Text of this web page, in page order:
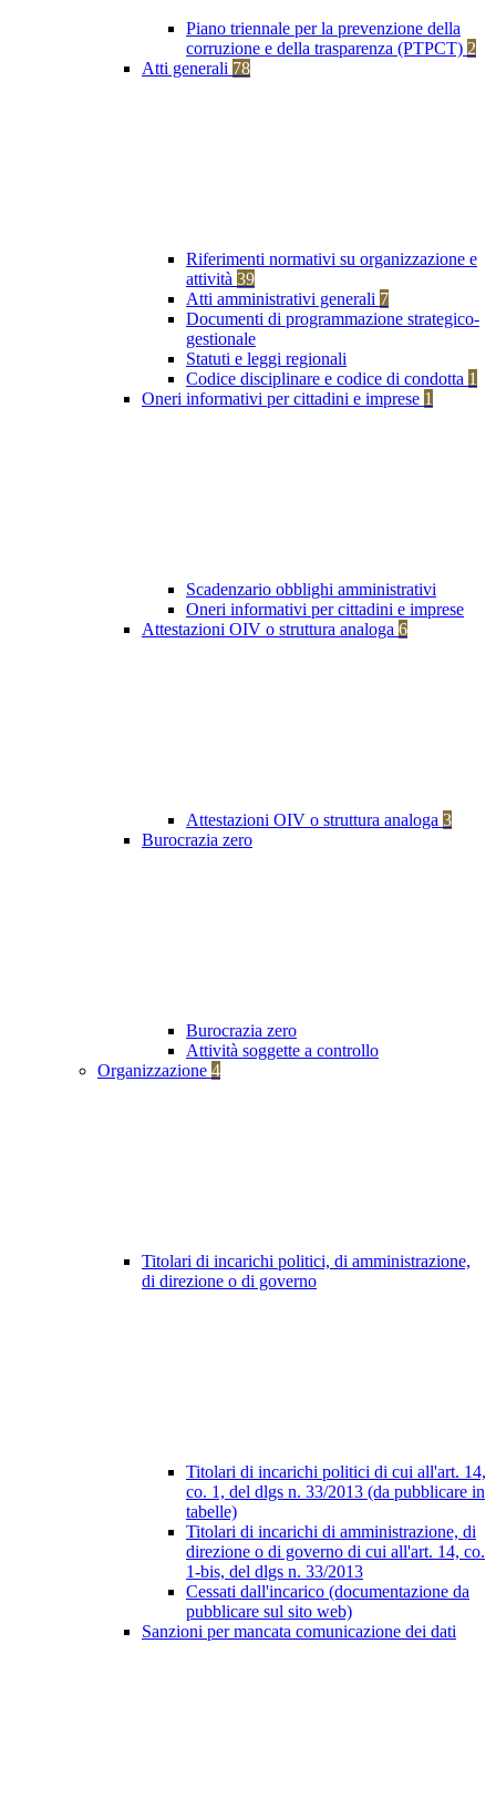
Piano triennale per la prevenzione della
corruzione e della trasparenza (PTPCT) 2
Atti generali 78
Riferimenti normativi su organizzazione e
attività 39
Atti amministrativi generali 7
Documenti di programmazione strategico-
gestionale
Statuti e leggi regionali
Codice disciplinare e codice di condotta 1
Oneri informativi per cittadini e imprese 1
Scadenzario obblighi amministrativi
Oneri informativi per cittadini e imprese
Attestazioni OIV o struttura analoga 6
Attestazioni OIV o struttura analoga 3
Burocrazia zero
Burocrazia zero
Attività soggette a controllo
Organizzazione 4
Titolari di incarichi politici, di amministrazione,
di direzione o di governo
Titolari di incarichi politici di cui all'art. 14,
co. 1, del dlgs n. 33/2013 (da pubblicare in
tabelle)
Titolari di incarichi di amministrazione, di
direzione o di governo di cui all'art. 14, co.
1-bis, del dlgs n. 33/2013
Cessati dall'incarico (documentazione da
pubblicare sul sito web)
Sanzioni per mancata comunicazione dei dati